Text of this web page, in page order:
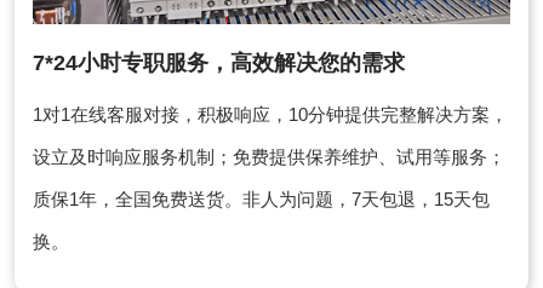
7*24小时专职服务，高效解决您的需求
1对1在线客服对接，积极响应，10分钟提供完整解决方案，
设立及时响应服务机制；免费提供保养维护、试用等服务；
质保1年，全国免费送货。非人为问题，7天包退，15天包
换。